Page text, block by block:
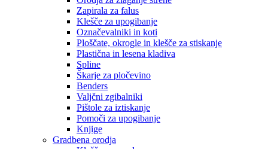
Zapirala za falus
Klešče za upogibanje
Označevalniki in koti
Ploščate, okrogle in klešče za stiskanje
Plastična in lesena kladiva
Spline
Škarje za pločevino
Benders
Valjčni zgibalniki
Pištole za iztiskanje
Pomoči za upogibanje
Knjige
Gradbena orodja